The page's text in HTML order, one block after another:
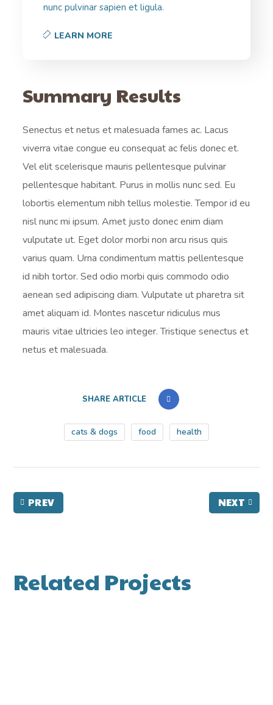
nunc pulvinar sapien et ligula.
LEARN MORE
Summary Results
Senectus et netus et malesuada fames ac. Lacus
viverra vitae congue eu consequat ac felis donec et.
Vel elit scelerisque mauris pellentesque pulvinar
pellentesque habitant. Purus in mollis nunc sed. Eu
lobortis elementum nibh tellus molestie. Tempor id eu
nisl nunc mi ipsum. Amet justo donec enim diam
vulputate ut. Eget dolor morbi non arcu risus quis
varius quam. Urna condimentum mattis pellentesque
id nibh tortor. Sed odio morbi quis commodo odio
aenean sed adipiscing diam. Vulputate ut pharetra sit
amet aliquam id. Montes nascetur ridiculus mus
mauris vitae ultricies leo integer. Tristique senectus et
netus et malesuada.
SHARE ARTICLE
cats & dogs food health
PREV NEXT
Related Projects